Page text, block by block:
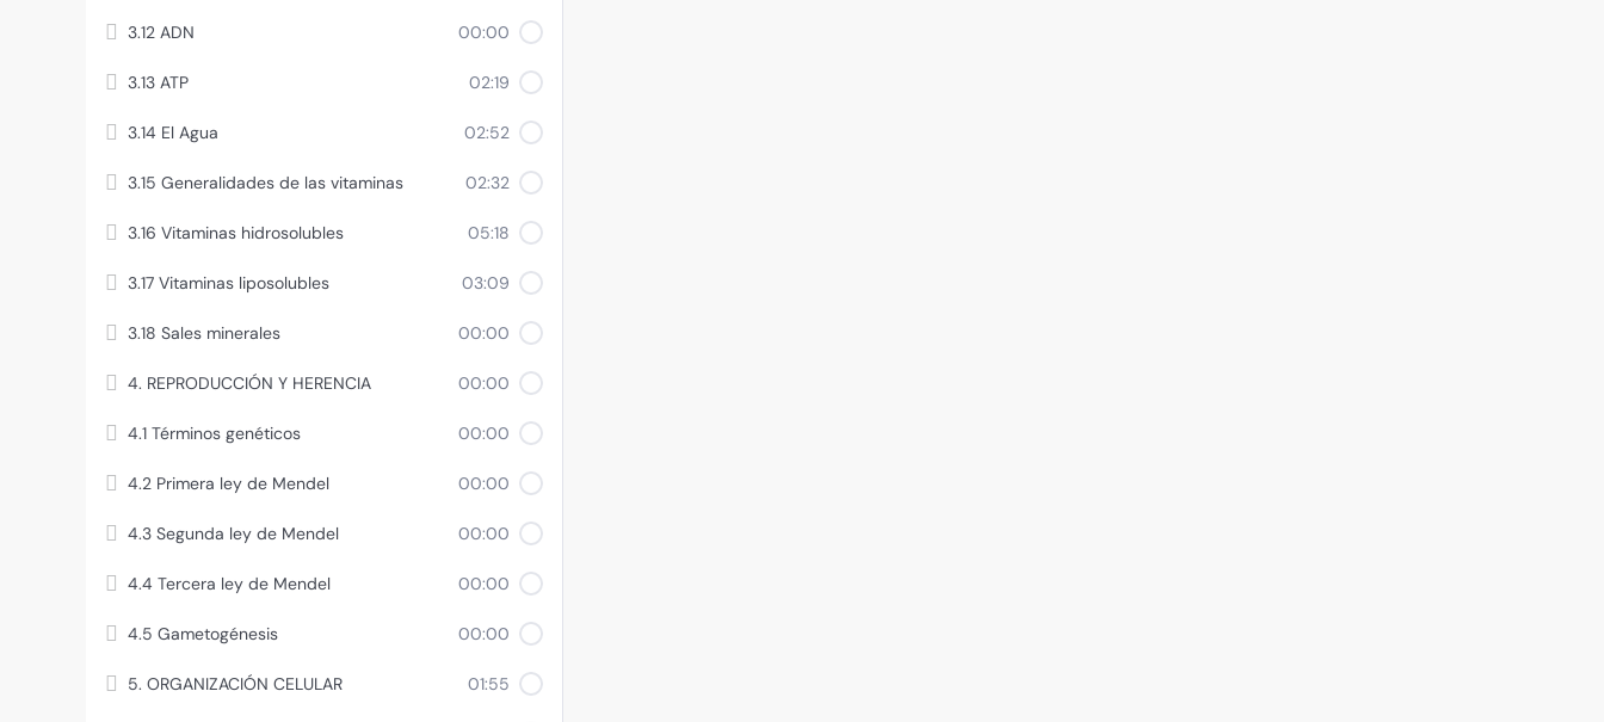
3.12 ADN 00:00
3.13 ATP 02:19
3.14 El Agua 02:52
3.15 Generalidades de las vitaminas 02:32
3.16 Vitaminas hidrosolubles 05:18
3.17 Vitaminas liposolubles 03:09
3.18 Sales minerales 00:00
4. REPRODUCCIÓN Y HERENCIA 00:00
4.1 Términos genéticos 00:00
4.2 Primera ley de Mendel 00:00
4.3 Segunda ley de Mendel 00:00
4.4 Tercera ley de Mendel 00:00
4.5 Gametogénesis 00:00
5. ORGANIZACIÓN CELULAR 01:55